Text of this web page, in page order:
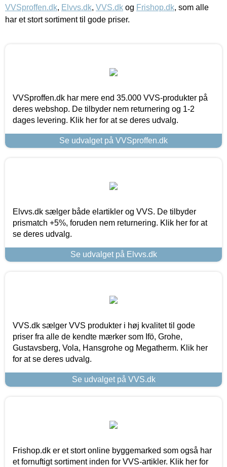
VVSproffen.dk, Elvvs.dk, VVS.dk og Frishop.dk, som alle
har et stort sortiment til gode priser.
VVSproffen.dk har mere end 35.000 VVS-produkter på
deres webshop. De tilbyder nem returnering og 1-2
dages levering. Klik her for at se deres udvalg.
Se udvalget på VVSproffen.dk
Elvvs.dk sælger både elartikler og VVS. De tilbyder
prismatch +5%, foruden nem returnering. Klik her for at
se deres udvalg.
Se udvalget på Elvvs.dk
VVS.dk sælger VVS produkter i høj kvalitet til gode
priser fra alle de kendte mærker som Ifö, Grohe,
Gustavsberg, Vola, Hansgrohe og Megatherm. Klik her
for at se deres udvalg.
Se udvalget på VVS.dk
Frishop.dk er et stort online byggemarked som også har
et fornuftigt sortiment inden for VVS-artikler. Klik her for